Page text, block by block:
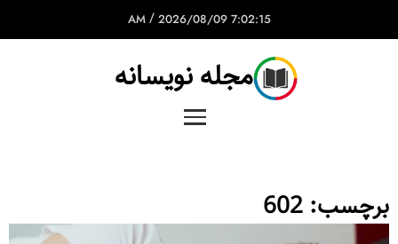
7:02:15 AM
/ 2026/08/09
مجله نویسانه
برچسب: 602